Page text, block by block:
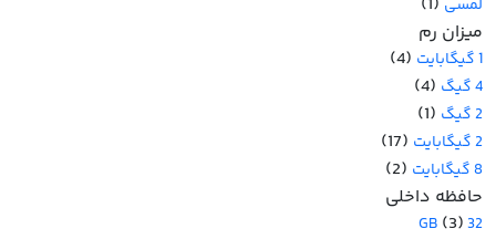
لمسی
میزان رم
1 گیگابایت (4)
4 گیگ (4)
2 گیگ (1)
2 گیگابایت (17)
8 گیگابایت
(2)
حافظه داخلی
32 GB
(3)